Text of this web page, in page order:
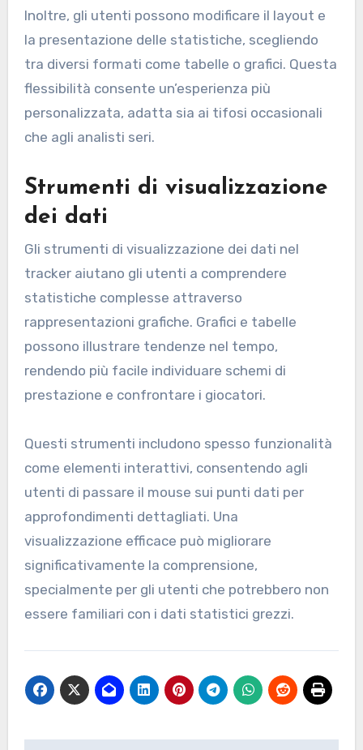
Inoltre, gli utenti possono modificare il layout e
la presentazione delle statistiche, scegliendo
tra diversi formati come tabelle o grafici. Questa
flessibilità consente un’esperienza più
personalizzata, adatta sia ai tifosi occasionali
che agli analisti seri.
Strumenti di visualizzazione
dei dati
Gli strumenti di visualizzazione dei dati nel
tracker aiutano gli utenti a comprendere
statistiche complesse attraverso
rappresentazioni grafiche. Grafici e tabelle
possono illustrare tendenze nel tempo,
rendendo più facile individuare schemi di
prestazione e confrontare i giocatori.
Questi strumenti includono spesso funzionalità
come elementi interattivi, consentendo agli
utenti di passare il mouse sui punti dati per
approfondimenti dettagliati. Una
visualizzazione efficace può migliorare
significativamente la comprensione,
specialmente per gli utenti che potrebbero non
essere familiari con i dati statistici grezzi.